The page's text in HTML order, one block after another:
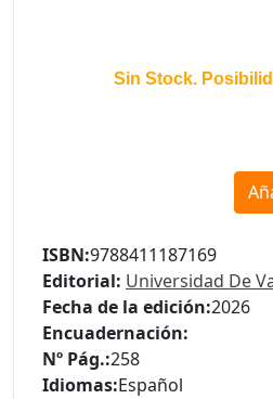
Sin Stock.
ISBN:9788411187169
Editorial: Universidad De
Fecha de la edición:2026
Encuadernación:
Nº Pág.:258
Idiomas:Español